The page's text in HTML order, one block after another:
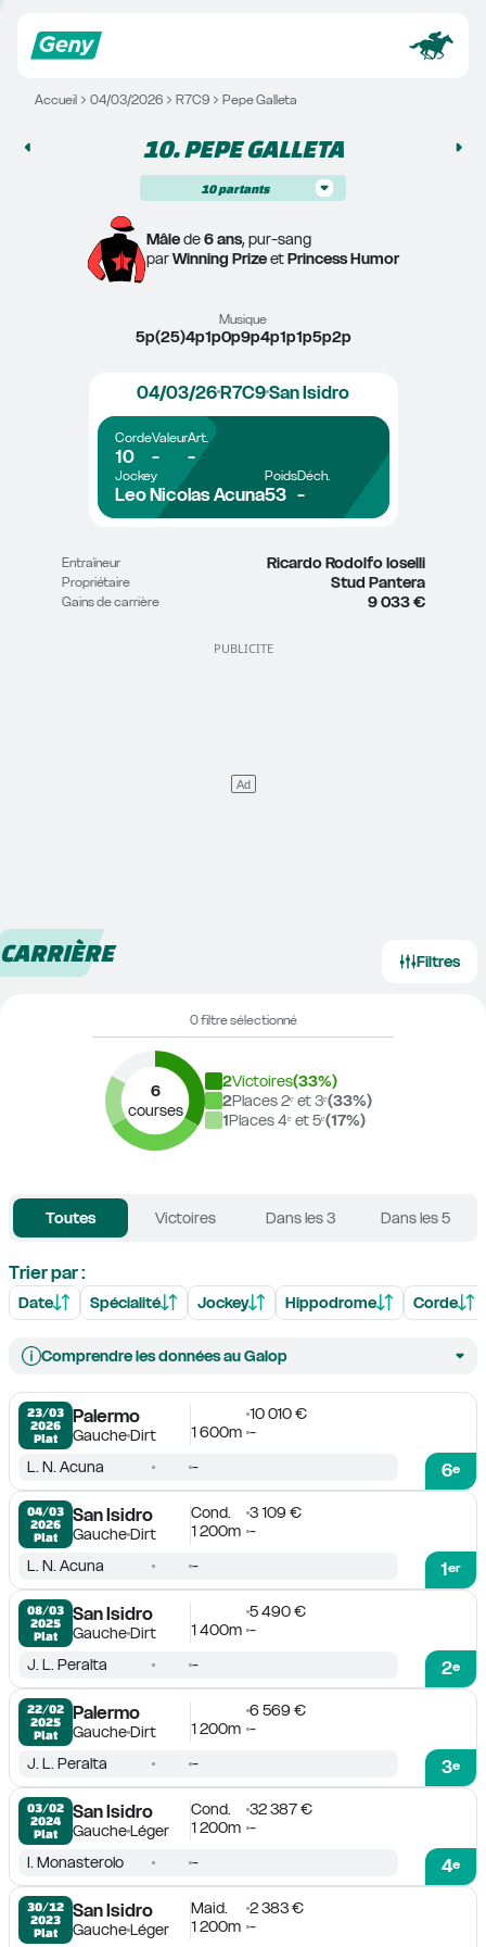
Accueil 04/03/2026 R7C9 Pepe Galleta
10. PEPE GALLETA
10 partants
Mâle de 6 ans, pur-sang
par Winning Prize et Princess Humor
Musique
5p(25)4p1p0p9p4p1p1p5p2p
04/03/26R7C9San Isidro
Corde
10
Valeur
-
Art.
-
Jockey
Leo Nicolas Acuna
Poids
53
Déch.
-
Entraîneur Ricardo Rodolfo Ioselli
Propriétaire Stud Pantera
Gains de carrière 9 033 €
CARRIÈRE Filtres
0 filtre sélectionné
6
courses
2Victoires(33%)
2Places 2ᵉ et 3ᵉ(33%)
1Places 4ᵉ et 5ᵉ(17%)
Toutes Victoires Dans les 3 Dans les 5
Trier par :
Date Spécialité Jockey Hippodrome Corde
Comprendre les données au Galop
23/03
2026
Plat
Palermo
GaucheDirt
10 010 €
1 600m -
6e
L. N. Acuna -
04/03
2026
Plat
San Isidro
GaucheDirt
Cond.
3 109 €
1 200m -
1er
L. N. Acuna -
08/03
2025
Plat
San Isidro
GaucheDirt
5 490 €
1 400m -
2e
J. L. Peralta -
22/02
2025
Plat
Palermo
GaucheDirt
6 569 €
1 200m -
3e
J. L. Peralta -
03/02
2024
Plat
San Isidro
GaucheLéger
Cond.
32 387 €
1 200m -
4e
I. Monasterolo -
30/12
2023
Plat
San Isidro
GaucheLéger
Maid.
2 383 €
1 200m -